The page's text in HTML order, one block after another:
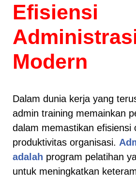
Efisiensi
Modern
Dalam dunia kerja yang
admin training memainkan
dalam memastikan efisiensi
produktivitas organisasi.
adalah program pelatihan
untuk meningkatkan